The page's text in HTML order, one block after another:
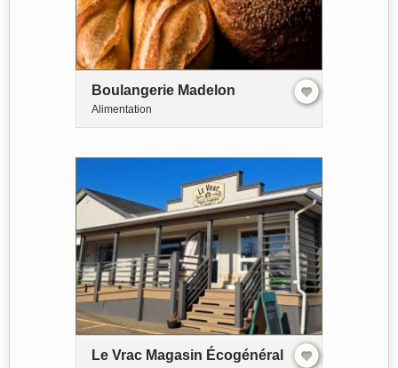
Boulangerie Madelon
Alimentation
Le Vrac Magasin Écogénéral